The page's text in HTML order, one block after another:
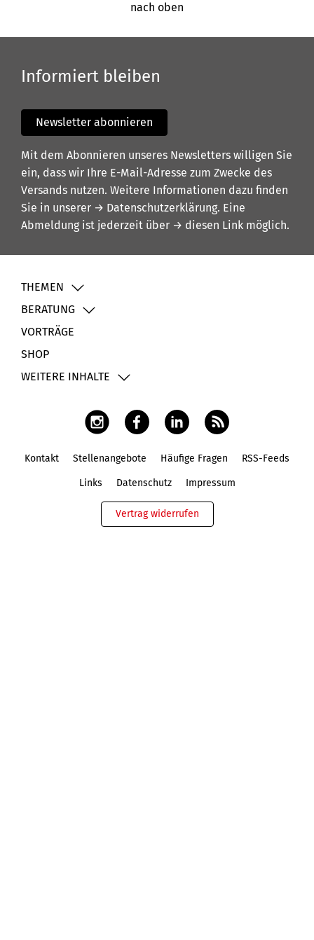
nach oben
Informiert bleiben
Newsletter abonnieren
Mit dem Abonnieren unseres Newsletters willigen Sie
ein, dass wir Ihre E-Mail-Adresse zum Zwecke des
Versands nutzen. Weitere Informationen dazu finden
Sie in unserer → Datenschutzerklärung. Eine
Abmeldung ist jederzeit über → diesen Link möglich.
THEMEN
BERATUNG
VORTRÄGE
SHOP
WEITERE INHALTE
Kontakt Stellenangebote Häufige Fragen RSS-Feeds
Links Datenschutz Impressum
Vertrag widerrufen